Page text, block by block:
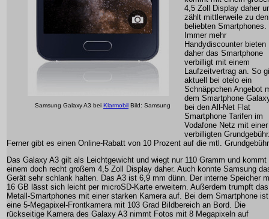
Samsung Galaxy A3 bei Klarmobil Bild: Samsung
4,5 Zoll Display daher
zählt mittlerweile zu den
beliebten Smartphones.
Immer mehr
Handydiscounter bieten
daher das Smartphone
verbilligt mit einem
Laufzeitvertrag an. So
aktuell bei otelo ein
Schnäppchen Angebot
dem Smartphone
bei den All-Net Flat
Smartphone Tarifen im
Vodafone Netz mit einer
verbilligten
Ferner gibt es einen Online-Rabatt von 10 Prozent auf die mtl.
Das Galaxy A3 gilt als Leichtgewicht und wiegt nur 110 Gramm und kommt
einem doch recht großem 4,5 Zoll Display daher. Auch konnte Samsung
Gerät sehr schlank halten. Das A3 ist 6,9 mm dünn. Der interne Speicher
16 GB lässt sich leicht per microSD-Karte erweitern. Außerdem trumpft das
Metall-Smartphones mit einer starken Kamera auf. Bei dem Smartphone ist
eine 5-Megapixel-Frontkamera mit 103 Grad Bildbereich an Bord. Die
rückseitige Kamera des Galaxy A3 nimmt Fotos mit 8 Megapixeln auf